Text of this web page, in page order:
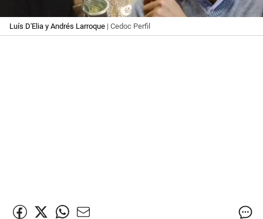
Luís D'Elia y Andrés Larroque | Cedoc Perfil